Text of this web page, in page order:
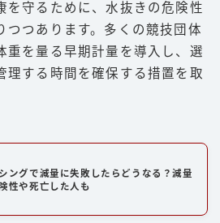
を守るために、水抜きの危険性
つつあります。多くの競技団体
重を量る早期計量を導入し、選
理する時間を確保する措置を取
ングで減量に失敗したらどうなる？減量
性や死亡した人も